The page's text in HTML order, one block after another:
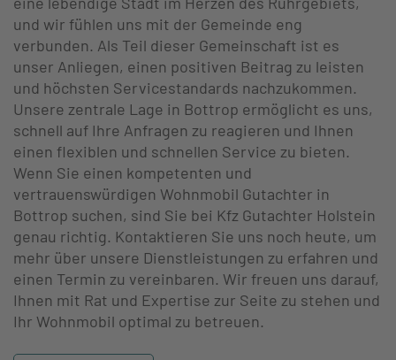
und wir fühlen uns mit der Gemeinde eng
verbunden. Als Teil dieser Gemeinschaft ist es
unser Anliegen, einen positiven Beitrag zu leisten
und höchsten Servicestandards nachzukommen.
Unsere zentrale Lage in Bottrop ermöglicht es uns,
schnell auf Ihre Anfragen zu reagieren und Ihnen
einen flexiblen und schnellen Service zu bieten.
Wenn Sie einen kompetenten und
vertrauenswürdigen Wohnmobil Gutachter in
Bottrop suchen, sind Sie bei Kfz Gutachter Holstein
genau richtig. Kontaktieren Sie uns noch heute, um
mehr über unsere Dienstleistungen zu erfahren und
einen Termin zu vereinbaren. Wir freuen uns darauf,
Ihnen mit Rat und Expertise zur Seite zu stehen und
Ihr Wohnmobil optimal zu betreuen.